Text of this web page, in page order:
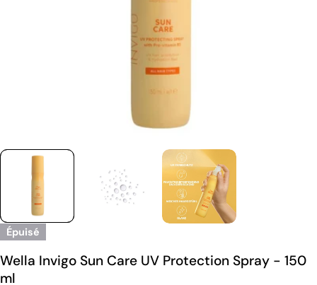
Épuisé
Wella Invigo Sun Care UV Protection Spray - 150
ml